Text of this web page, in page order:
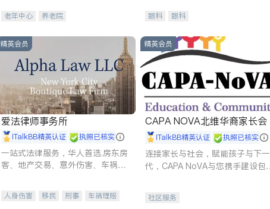
老年中心 养老院 眼科 眼科
精英会员
爱法律师事务所
iTalkBB精英认证 执照已核实
一站式法律服务，华人首选.房东房
客、地产交易、意外伤害、车祸重
人身伤害 移民 刑事
车祸理赔
精英会员
CAPA NOVA北维华裔家长会
iTalkBB精英认证 执照已核实
连接家长与社会，赋能孩子与下一
代，CAPA NoVA与您携手建设包
社区服务